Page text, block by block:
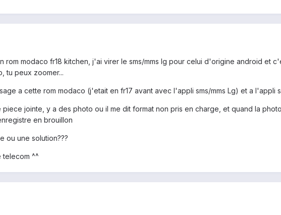
rom modaco fr18 kitchen, j'ai virer le sms/mms lg pour celui d'origine android et
tu peux zoomer...
a cette rom modaco (j'etait en fr17 avant avec l'appli sms/mms Lg) et a l'appli
jointe, y a des photo ou il me dit format non pris en charge, et quand la
en brouillon
ou une solution???
telecom ^^